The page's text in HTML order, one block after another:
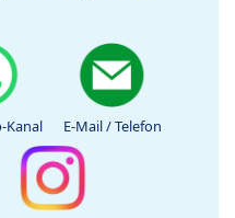
Kanal E-Mail / Telefon